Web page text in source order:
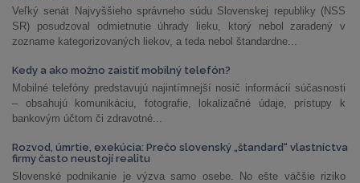
Veľký senát Najvyššieho správneho súdu Slovenskej republiky (NSS
SR) posudzoval odmietnutie úhrady lieku, ktorý nebol zaradený v
zozname kategorizovaných liekov, a teda nebol štandardne...
Kedy a ako možno zaistiť mobilný telefón?
Mobilné telefóny predstavujú najintímnejší nosič informácií súčasnosti
– obsahujú komunikáciu, fotografie, lokalizačné údaje, prístupy k
bankovým účtom či zdravotné...
Rozvod, úmrtie, exekúcia: Prečo slovenský „štandard“ vlastníctva
firmy často neustojí realitu
Slovenské podnikanie je výzva samo osebe. No ešte väčšie riziko